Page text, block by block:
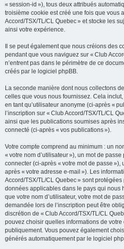
« session-id »), tous deux attribués
troisième cookie est créé une fois que vous
Accord/TSX/TL/CL Quebec » et stocke les
ainsi votre expérience.
Il se peut également que nous créions des
pendant que vous naviguez sur « Club
n’entrent pas dans le périmètre de ce
créés par le logiciel phpBB.
La seconde manière dont nous collectons
celles que vous nous fournissez. Cela
en tant qu’utilisateur anonyme (ci-après «
l’inscription sur « Club Accord/TSX/TL/CL
ainsi que les publications soumises après
connecté (ci-après « vos publications »).
Votre compte comprend au minimum : un
« votre nom d’utilisateur »), un mot de
connecter (ci-après « votre mot de passe
après « votre adresse e-mail »). Les
Accord/TSX/TL/CL Quebec » sont
données applicables dans le pays qui nous
que votre nom d’utilisateur, votre mot de
demandée lors de l’inscription peut être
discrétion de « Club Accord/TSX/TL/CL
pouvez choisir quelles informations de votre
publiquement. Vous pouvez également
générés automatiquement par le logiciel